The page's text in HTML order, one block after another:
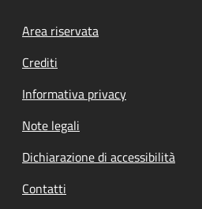
Footer menu
Area riservata
Crediti
Informativa privacy
Note legali
Dichiarazione di accessibilità
Contatti